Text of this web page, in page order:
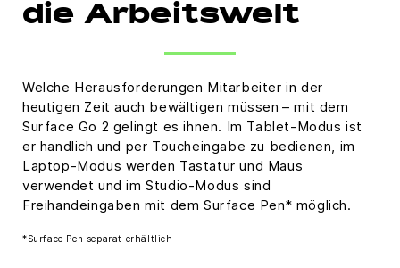
die Arbeitswelt
Welche Herausforderungen Mitarbeiter in der
heutigen Zeit auch bewältigen müssen – mit dem
Surface Go 2 gelingt es ihnen. Im Tablet-Modus ist
er handlich und per Toucheingabe zu bedienen, im
Laptop-Modus werden Tastatur und Maus
verwendet und im Studio-Modus sind
Freihandeingaben mit dem Surface Pen* möglich.
*Surface Pen separat erhältlich